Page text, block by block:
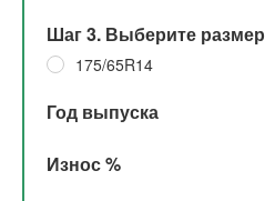
Шаг 3. Выберите размер
175/65R14
Год выпуска
2023
Износ %